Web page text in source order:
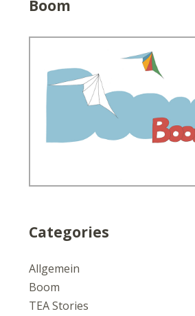
Boom
Categories
Allgemein
Boom
TEA Stories